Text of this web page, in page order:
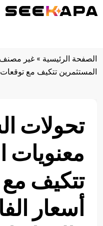
الصفحة الرئيسية » غير مصنف
المستثمرين تتكيف مع توقعات
تحولات
معنويات
تتكيف
أسعار